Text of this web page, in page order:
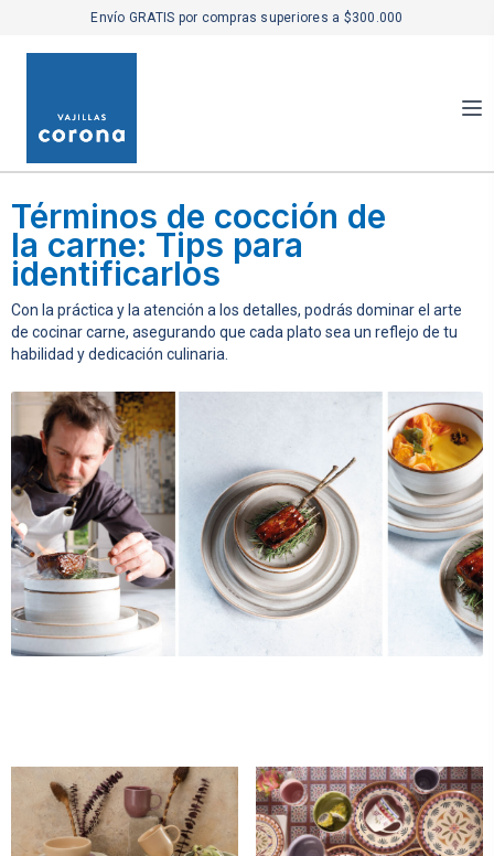
Envío GRATIS por compras superiores a $300.000
Términos de cocción de
la carne: Tips para
identificarlos
Con la práctica y la atención a los detalles, podrás dominar el arte
de cocinar carne, asegurando que cada plato sea un reflejo de tu
habilidad y dedicación culinaria.